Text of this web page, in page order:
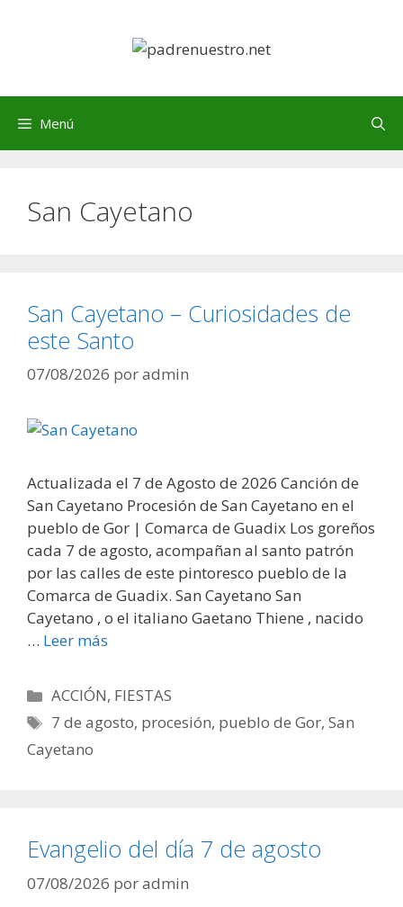
Menú
San Cayetano
San Cayetano – Curiosidades de
este Santo
07/08/2026 poradmin
Actualizada el 7 de Agosto de 2026 Canción de
San Cayetano Procesión de San Cayetano en el
pueblo de Gor | Comarca de Guadix Los goreños
cada 7 de agosto, acompañan al santo patrón
por las calles de este pintoresco pueblo de la
Comarca de Guadix. San Cayetano San
Cayetano , o el italiano Gaetano Thiene , nacido
… Leer más
Categorías
ACCIÓN, FIESTAS
Etiquetas
7 de agosto, procesión, pueblo de Gor,San
Cayetano
Evangelio del día 7 de agosto
07/08/2026 poradmin